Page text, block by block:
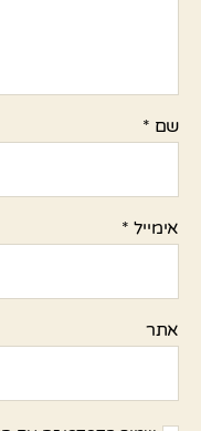
שם *
אימייל *
אתר